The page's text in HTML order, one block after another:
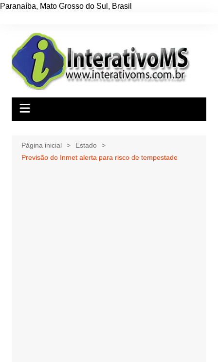
Paranaíba, Mato Grosso do Sul , Brasil
conteúdo
Página inicial
Estado
Previsão do Inmet alerta para risco de tempestade